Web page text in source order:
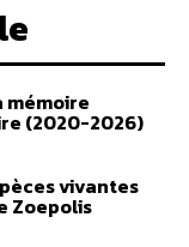
mémoire
(2020-2026)
vivantes
Zoepolis